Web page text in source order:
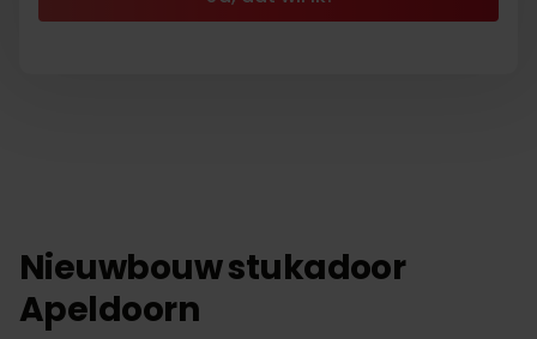
Nieuwbouw stukadoor
Apeldoorn